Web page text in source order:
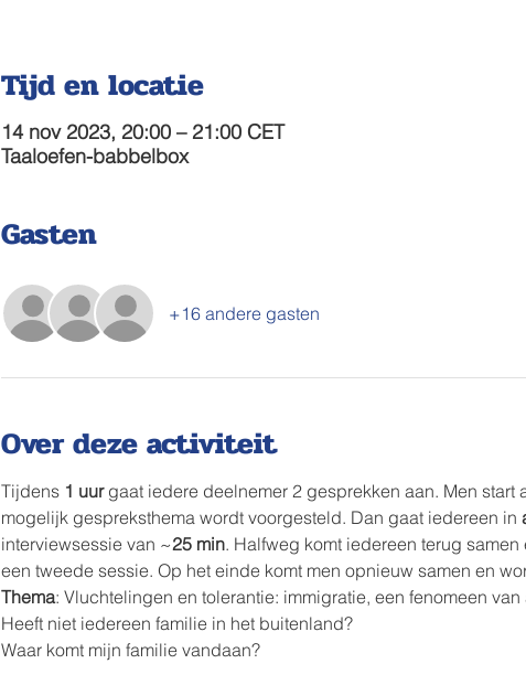
Tijd en locatie
14 nov 2023, 20:00 – 21:00 CET
Taaloefen-babbelbox
Gasten
+16 andere gasten
Over deze activiteit
Tijdens 1 uur gaat iedere deelnemer 2 gesprekken aan. Men start
mogelijk gespreksthema wordt voorgesteld. Dan gaat iedereen in
interviewsessie van ~25 min. Halfweg komt iedereen terug
een tweede sessie. Op het einde komt men opnieuw samen en
Thema: Vluchtelingen en tolerantie: immigratie, een fenomeen
Heeft niet iedereen familie in het buitenland?
Waar komt mijn familie vandaan?